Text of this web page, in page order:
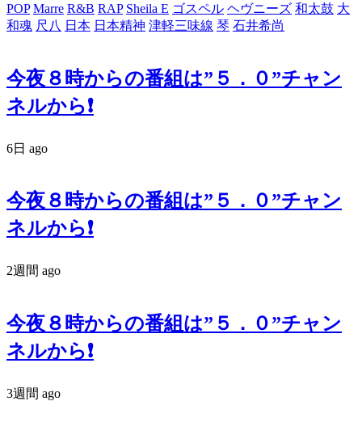
POP Marre R&B RAP Sheila E ゴスペル ヘヴニーズ 和太鼓 大
和魂 尺八 日本 日本精神 津軽三味線 琴 石井希尚
今夜８時からの番組は”５．０”チャン
ネルから❗️
6日 ago
今夜８時からの番組は”５．０”チャン
ネルから❗️
2週間 ago
今夜８時からの番組は”５．０”チャン
ネルから❗️
3週間 ago